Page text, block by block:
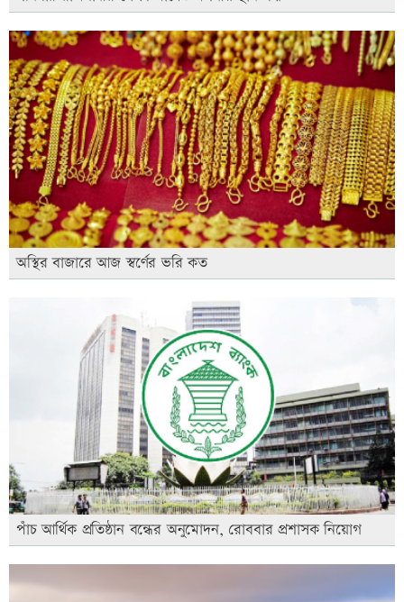
অস্থির বাজারে আজ স্বর্ণের ভরি কত
পাঁচ আর্থিক প্রতিষ্ঠান বন্ধের অনুমোদন, রোববার প্রশাসক নিয়োগ